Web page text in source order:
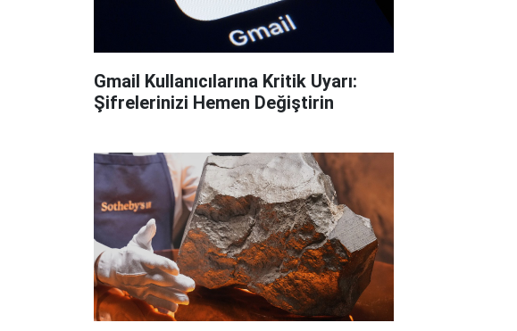
Gmail Kullanıcılarına Kritik Uyarı:
Şifrelerinizi Hemen Değiştirin